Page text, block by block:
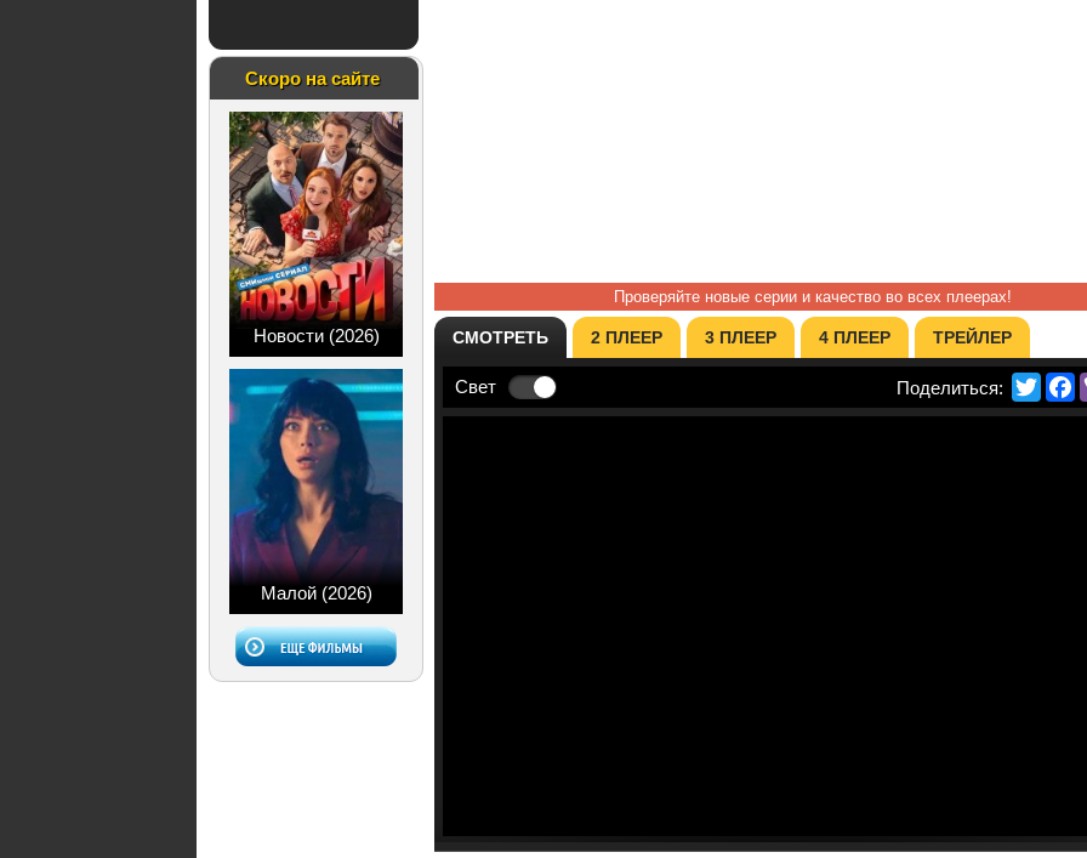
Скоро на сайте
Новости (2026)
Малой (2026)
Проверяйте новые серии и качество во всех плеерах!
СМОТРЕТЬ 2 ПЛЕЕР 3 ПЛЕЕР 4 ПЛЕЕР ТРЕЙЛЕР
Свет